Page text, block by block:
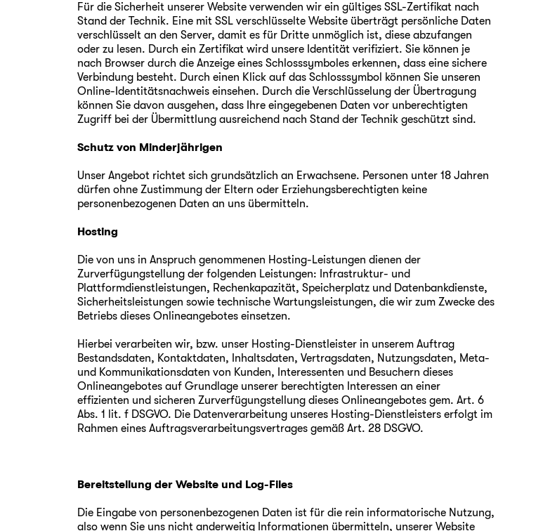
Für die Sicherheit unserer Website verwenden wir ein gültiges SSL-Zertifikat nach
Stand der Technik. Eine mit SSL verschlüsselte Website überträgt persönliche Daten
verschlüsselt an den Server, damit es für Dritte unmöglich ist, diese abzufangen
oder zu lesen. Durch ein Zertifikat wird unsere Identität verifiziert. Sie können je
nach Browser durch die Anzeige eines Schlosssymboles erkennen, dass eine sichere
Verbindung besteht. Durch einen Klick auf das Schlosssymbol können Sie unseren
Online-Identitätsnachweis einsehen. Durch die Verschlüsselung der Übertragung
können Sie davon ausgehen, dass Ihre eingegebenen Daten vor unberechtigten
Zugriff bei der Übermittlung ausreichend nach Stand der Technik geschützt sind.
Schutz von Minderjährigen
Unser Angebot richtet sich grundsätzlich an Erwachsene. Personen unter 18 Jahren
dürfen ohne Zustimmung der Eltern oder Erziehungsberechtigten keine
personenbezogenen Daten an uns übermitteln.
Hosting
Die von uns in Anspruch genommenen Hosting-Leistungen dienen der
Zurverfügungstellung der folgenden Leistungen: Infrastruktur- und
Plattformdienstleistungen, Rechenkapazität, Speicherplatz und Datenbankdienste,
Sicherheitsleistungen sowie technische Wartungsleistungen, die wir zum Zwecke des
Betriebs dieses Onlineangebotes einsetzen.
Hierbei verarbeiten wir, bzw. unser Hosting-Dienstleister in unserem Auftrag
Bestandsdaten, Kontaktdaten, Inhaltsdaten, Vertragsdaten, Nutzungsdaten, Meta-
und Kommunikationsdaten von Kunden, Interessenten und Besuchern dieses
Onlineangebotes auf Grundlage unserer berechtigten Interessen an einer
effizienten und sicheren Zurverfügungstellung dieses Onlineangebotes gem. Art. 6
Abs. 1 lit. f DSGVO. Die Datenverarbeitung unseres Hosting-Dienstleisters erfolgt im
Rahmen eines Auftragsverarbeitungsvertrages gemäß Art. 28 DSGVO.
Bereitstellung der Website und Log-Files
Die Eingabe von personenbezogenen Daten ist für die rein informatorische Nutzung,
also wenn Sie uns nicht anderweitig Informationen übermitteln, unserer Website